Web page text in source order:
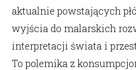
aktualnie powstających
wyjścia do malarskich
interpretacji świata i
To polemika z